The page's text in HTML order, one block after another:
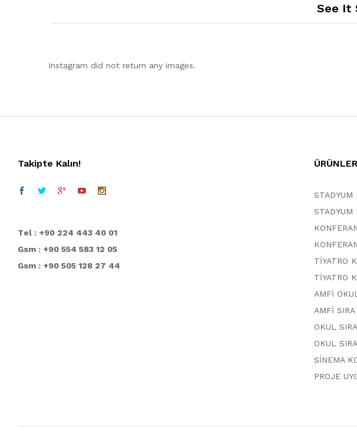
See It
Instagram did not return any images.
Takipte Kalın!
Tel : +90 224 443 40 01
Gsm : +90 554 583 12 05
Gsm : +90 505 128 27 44
STADYUM
STADYUM
TİYATRO
TİYATRO
AMFİ
AMFİ
OKUL
OKUL
SİNEMA
PROJE